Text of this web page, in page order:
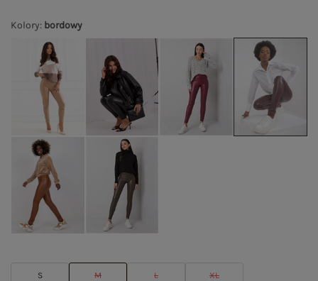
Kolory: bordowy
S M L XL